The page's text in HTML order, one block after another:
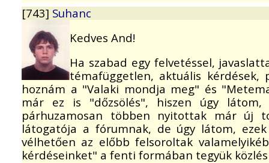
[743] Suhanc
Kedves And!
Ha szabad egy felvetéssel,
témafüggetlen, aktuális kérdések,
hoznám a "Valaki mondja meg" és
már ez is "dőzsölés", hiszen úgy
párhuzamosan többen nyitottak már új
látogatója a fórumnak, de úgy látom,
vélhetően az előbb felsoroltak
kérdéseinket" a fenti formában tegyük